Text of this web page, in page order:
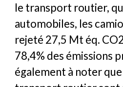
le transport routier,
automobiles, les
rejeté 27,5 Mt éq.
78,4% des émissions
également à noter